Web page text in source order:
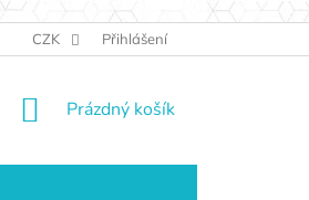
KONTAKTY KDO JSME?
CZK Přihlášení
NÁKUPNÍ
Prázdný košík